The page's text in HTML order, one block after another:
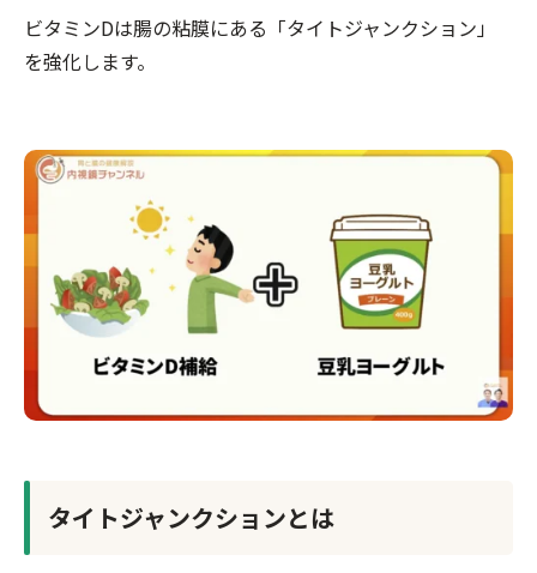
ビタミンDは腸の粘膜にある「タイトジャンクション」
を強化します。
タイトジャンクションとは